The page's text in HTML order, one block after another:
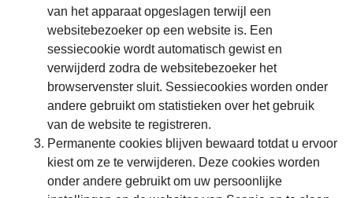
van het apparaat opgeslagen terwijl een
websitebezoeker op een website is. Een
sessiecookie wordt automatisch gewist en
verwijderd zodra de websitebezoeker het
browservenster sluit. Sessiecookies worden onder
andere gebruikt om statistieken over het gebruik
van de website te registreren.
Permanente cookies blijven bewaard totdat u ervoor
kiest om ze te verwijderen. Deze cookies worden
onder andere gebruikt om uw persoonlijke